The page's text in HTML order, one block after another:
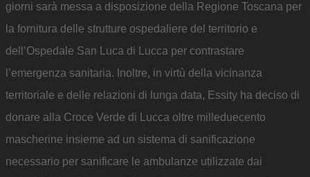
giorni sarà messa a disposizione della Regione Toscana per
la fornitura delle strutture ospedaliere del territorio e
dell’Ospedale San Luca di Lucca per contrastare
l’emergenza sanitaria. Inoltre, in virtù della vicinanza
territoriale e delle relazioni di lunga data, Essity ha deciso di
donare alla Croce Verde di Lucca oltre milleduecento
mascherine insieme ad un sistema di sanificazione
necessario per sanificare le ambulanze utilizzate dai